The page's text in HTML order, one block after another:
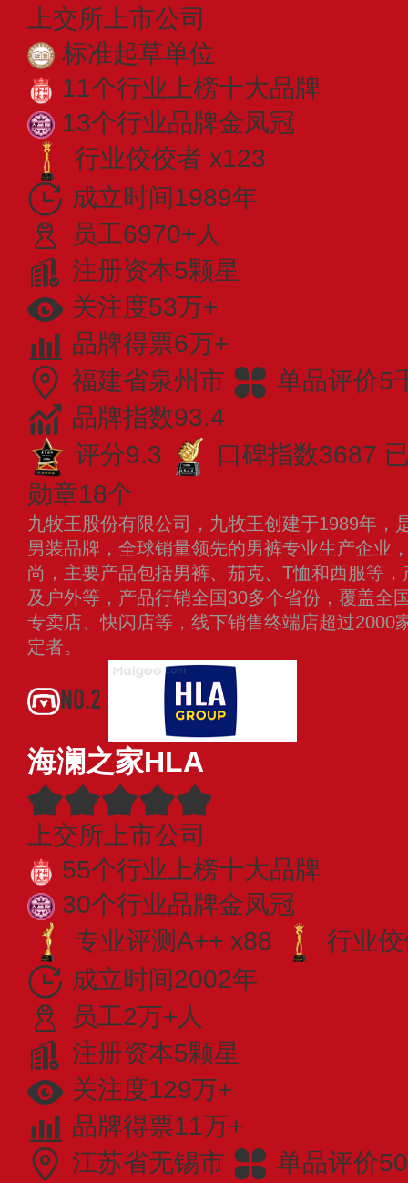
上交所上市公司
标准起草单位
11个行业上榜十大品牌
13个行业品牌金凤冠
行业佼佼者 x123
成立时间1989年
员工6970+人
注册资本5颗星
关注度53万+
品牌得票6万+
福建省泉州市
单品评价5
品牌指数93.4
评分9.3
口碑指数3687
勋章18个
九牧王股份有限公司，九牧王创建于1989年，
男装品牌，全球销量领先的男裤专业生产企业
尚，主要产品包括男裤、茄克、T恤和西服等
及户外等，产品行销全国30多个省份，覆盖全
专卖店、快闪店等，线下销售终端店超过2000
定者。
NO.2
海澜之家HLA
上交所上市公司
55个行业上榜十大品牌
30个行业品牌金凤冠
专业​评测A++ x88
行业
成立时间2002年
员工2万+人
注册资本5颗星
关注度129万+
品牌得票11万+
江苏省无锡市
单品评价